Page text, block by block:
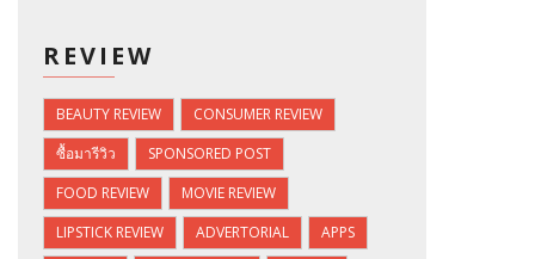
REVIEW
BEAUTY REVIEW
CONSUMER REVIEW
ซื้อมารีวิว
SPONSORED POST
FOOD REVIEW
MOVIE REVIEW
LIPSTICK REVIEW
ADVERTORIAL
APPS